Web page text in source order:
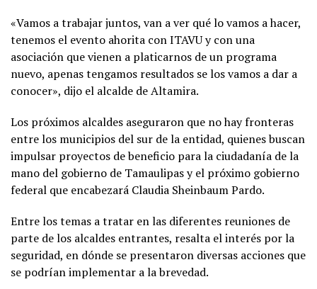
«Vamos a trabajar juntos, van a ver qué lo vamos a hacer,
tenemos el evento ahorita con ITAVU y con una
asociación que vienen a platicarnos de un programa
nuevo, apenas tengamos resultados se los vamos a dar a
conocer», dijo el alcalde de Altamira.
Los próximos alcaldes aseguraron que no hay fronteras
entre los municipios del sur de la entidad, quienes buscan
impulsar proyectos de beneficio para la ciudadanía de la
mano del gobierno de Tamaulipas y el próximo gobierno
federal que encabezará Claudia Sheinbaum Pardo.
Entre los temas a tratar en las diferentes reuniones de
parte de los alcaldes entrantes, resalta el interés por la
seguridad, en dónde se presentaron diversas acciones que
se podrían implementar a la brevedad.